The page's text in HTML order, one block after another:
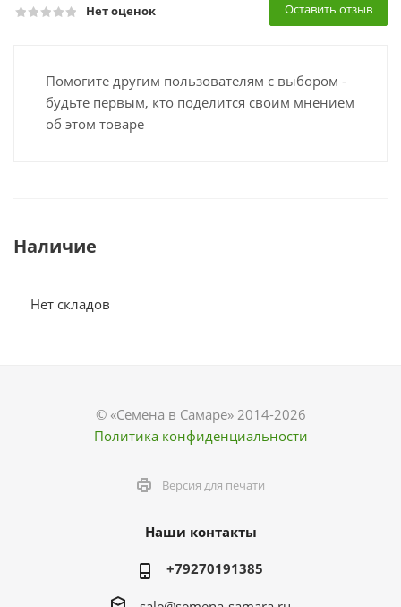
Нет оценок Оставить отзыв
Помогите другим пользователям с выбором -
будьте первым, кто поделится своим мнением
об этом товаре
Наличие
Нет складов
© «Семена в Самаре» 2014-2026
Политика конфиденциальности
Версия для печати
Наши контакты
+79270191385